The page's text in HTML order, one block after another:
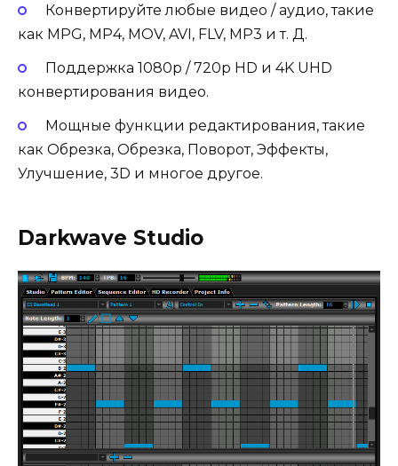
Конвертируйте любые видео / аудио, такие
как MPG, MP4, MOV, AVI, FLV, MP3 и т. Д.
Поддержка 1080p / 720p HD и 4K UHD
конвертирования видео.
Мощные функции редактирования, такие
как Обрезка, Обрезка, Поворот, Эффекты,
Улучшение, 3D и многое другое.
Darkwave Studio